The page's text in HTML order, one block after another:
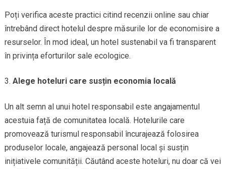
Poți verifica aceste practici citind recenzii online sau chiar
întrebând direct hotelul despre măsurile lor de economisire a
resurselor. În mod ideal, un hotel sustenabil va fi transparent
în privința eforturilor sale ecologice.
Alege hoteluri care susțin economia locală
Un alt semn al unui hotel responsabil este angajamentul
acestuia față de comunitatea locală. Hotelurile care
promovează turismul responsabil încurajează folosirea
produselor locale, angajează personal local și susțin
inițiativele comunității. Căutând aceste hoteluri, nu doar că vei